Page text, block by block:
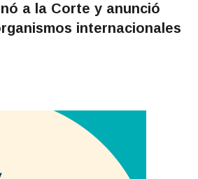
a la Corte y anunció
internacionales